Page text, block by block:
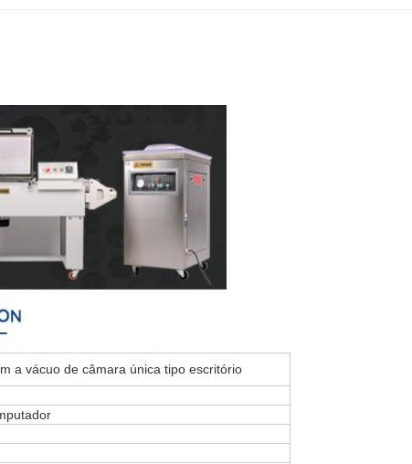
a vácuo de câmara única tipo escritório